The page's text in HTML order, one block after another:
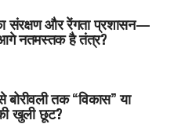
संरक्षण और रेंगता प्रशासन—
नतमस्तक है तंत्र?
तक “विकास” या
खुली छूट?